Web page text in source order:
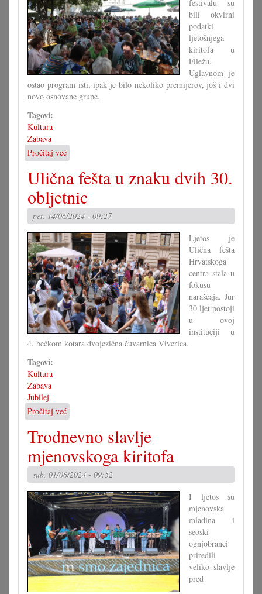
festivalu su
bili okvirni
podatki
ljetošnjega
kiritofa u
Filežu.
Uglavnom je
ostao program isti, ipak je bilo nekoliko premijerov, još i dvi
novo osnovane grupe.
Tagovi:
Kultura
Zabava
Pročitaj već
3
dani
i
12
grup
na
5
lokacijov
u
Filežu
Ulična fešta u znaku dvih 30.
obljetnic
pet, 14/06/2024 - 09:27
Ljetos je
Ulična fešta
Hrvatskoga
centra stala u
fokusu
narašćaja. Jur
30 ljet postoji
u ovoj
instituciji u
4. bečkom kotara dvojezična čuvarnica Viverica.
Tagovi:
Kultura
Zabava
Jubilej
Pročitaj već
Ulična
fešta
u
znaku
dvih
30.
obljetnic
Trodnevno slavlje
mjenovskoga kiritofa
sub, 01/06/2024 - 09:52
I ljetos su
mjenovska
mladina i
seoski
ognjobranci
priredili
veliko slavlje
pred